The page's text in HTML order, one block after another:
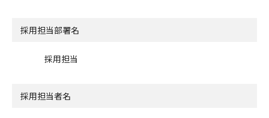
採用担当部署名
採用担当
採用担当者名